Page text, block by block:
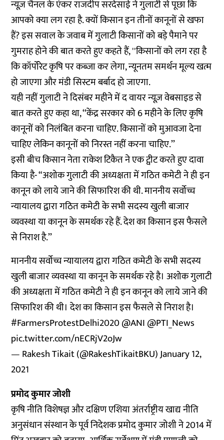
न्यूज़ चैनलके एंकर राजदीप सरदेसाई ने गुलाटी से पूछा कि
आपको क्या लग रहा है. क्यों किसान इन तीनों कानूनों से खफा
हैं? इस सवाल के जवाब में गुलाटी किसानों को बड़े पैमाने पर
गुमराह होने की बात करते हुए कहते हैं, ''किसानों को लग रहा है
कि कॉर्पोरेट कृषि पर कब्जा कर लेगा, न्यूनतम समर्थन मूल्य खत्म
हो जाएगा और मंडी सिस्टम बर्बाद हो जाएगा.
यही नहीं गुलाटी ने दिसंबर महीने मेंद वायर न्यूज़ वेबसाइडसे
बात करते हुए कहा था, ‘‘केंद्र सरकार को 6 महीने के लिए कृषि
कानूनों को निलंबित करना चाहिए. किसानों को मुआवजा देना
चाहिए लेकिन कानूनों को निरस्त नहीं करना चाहिए.’’
इसी बीच किसान नेता राकेश टिकैत ने एक ट्वीट करते हुए दावा
किया है- “अशोक गुलाटी की अध्यक्षता में गठित कमेटी ने ही इन
कानून को लाये जाने की सिफारिश की थी. माननीय सर्वोच्च
न्यायालय द्वारा गठित कमेटी के सभी सदस्य खुली बाजार
व्यवस्था या कानून के समर्थक रहे हैं. देश का किसान इस फैसले
से निराश है.’’
माननीय सर्वोच्च न्यायालय द्वारा गठित कमेटी के सभी सदस्य
खुली बाजार व्यवस्था या कानून के समर्थक रहे है। अशोक गुलाटी
की अध्यक्षता में गठित कमेटी ने ही इन कानून को लाये जाने की
सिफारिश की थी। देश का किसान इस फैसले से निराश है।
#FarmersProtestDelhi2020@ANI@PTI_News
pic.twitter.com/nECRjV2oJw
— Rakesh Tikait (@RakeshTikaitBKU)January 12,
2021
प्रमोद कुमार जोशी
कृषि नीति विशेषज्ञ और दक्षिण एशिया अंतर्राष्ट्रीय खाद्य नीति
अनुसंधान संस्थान के पूर्व निदेशक प्रमोद कुमार जोशी ने 2014 में